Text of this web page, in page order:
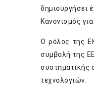
δημιουργήσει
Κανονισμός
Ο ρόλος της
συμβολή της
συστηματικής
τεχνολογιών.